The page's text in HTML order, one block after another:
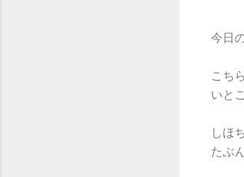
今日
こち
いと
しほ
たぶ